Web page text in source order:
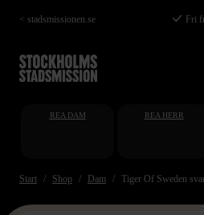
Hoppa
till
huvudinnehåll
< stadsmissionen.se Fri
REA DAM REA HERR
Start Shop Dam Tiger Of Sweden